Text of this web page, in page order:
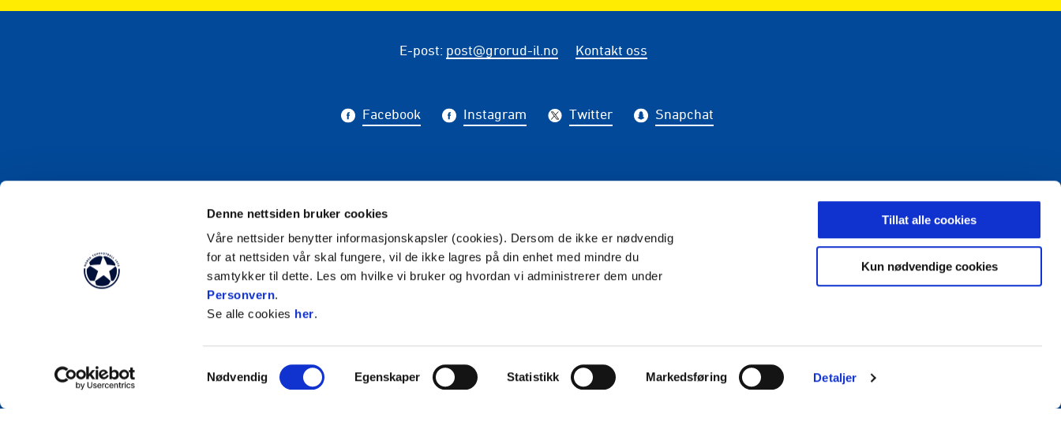
Denne nettsiden bruker cookies
Våre nettsider benytter informasjonskapsler (cookies). Dersom de ikke er nødvendig
for at nettsiden vår skal fungere, vil de ikke lagres på din enhet med mindre du
samtykker til dette. Les om hvilke vi bruker og hvordan vi administrerer dem under
Personvern.
Se alle cookies her.
Samtykkevalg
Nødvendig Egenskaper Statistikk Markedsføring Detaljer
Tillat alle cookies
Kun nødvendige cookies
E-post: post@grorud-il.no Kontakt oss
Facebook Instagram Twitter Snapchat
PÅMELDING
Vilkår og betingelser Personvern